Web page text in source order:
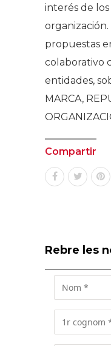
interés de
organización.
propuestas
colaborativo
entidades,
MARCA,
Compartir
Rebre les